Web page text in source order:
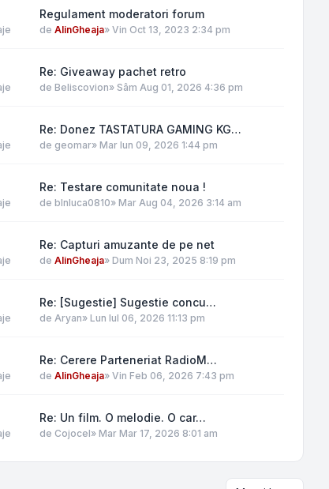
Regulament moderatori forum
de AlinGheaja» Vin Oct 13, 2023 2:34 pm
Re: Giveaway pachet retro
de Beliscovion» Sâm Aug 01, 2026 4:36 pm
Re: Donez TASTATURA GAMING KG…
de geomar» Mar Iun 09, 2026 1:44 pm
Re: Testare comunitate noua !
de blnluca0810» Mar Aug 04, 2026 3:14 am
Re: Capturi amuzante de pe net
de AlinGheaja» Dum Noi 23, 2025 8:19 pm
Re: [Sugestie] Sugestie concu…
de Aryan» Lun Iul 06, 2026 11:13 pm
Re: Cerere Parteneriat RadioM…
de AlinGheaja» Vin Feb 06, 2026 7:43 pm
Re: Un film. O melodie. O car…
de Cojocel» Mar Mar 17, 2026 8:01 am